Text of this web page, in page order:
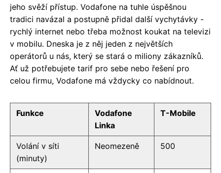
jeho svěží přístup. Vodafone na tuhle úspěšnou
tradici navázal a postupně přidal další vychytávky -
rychlý internet nebo třeba možnost koukat na televizi
v mobilu. Dneska je z něj jeden z největších
operátorů u nás, který se stará o miliony zákazníků.
Ať už potřebujete tarif pro sebe nebo řešení pro
celou firmu, Vodafone má vždycky co nabídnout.
Funkce
Vodafone
Linka
T-Mobile
Volání v síti
(minuty)
Neomezeně 500